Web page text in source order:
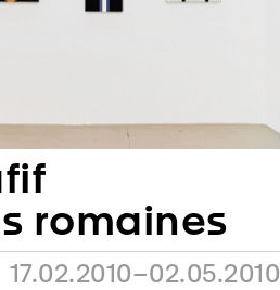
romaines
17.02.2010–02.05.2010